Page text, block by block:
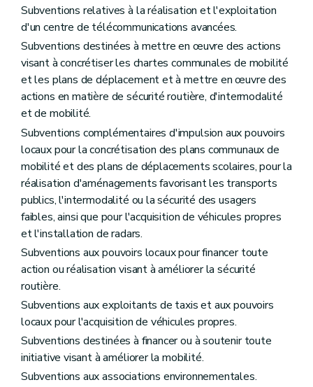
Subventions relatives à la réalisation et l'exploitation
d'un centre de télécommunications avancées.
Subventions destinées à mettre en œuvre des actions
visant à concrétiser les chartes communales de mobilité
et les plans de déplacement et à mettre en œuvre des
actions en matière de sécurité routière, d'intermodalité
et de mobilité.
Subventions complémentaires d'impulsion aux pouvoirs
locaux pour la concrétisation des plans communaux de
mobilité et des plans de déplacements scolaires, pour la
réalisation d'aménagements favorisant les transports
publics, l'intermodalité ou la sécurité des usagers
faibles, ainsi que pour l'acquisition de véhicules propres
et l'installation de radars.
Subventions aux pouvoirs locaux pour financer toute
action ou réalisation visant à améliorer la sécurité
routière.
Subventions aux exploitants de taxis et aux pouvoirs
locaux pour l'acquisition de véhicules propres.
Subventions destinées à financer ou à soutenir toute
initiative visant à améliorer la mobilité.
Subventions aux associations environnementales.